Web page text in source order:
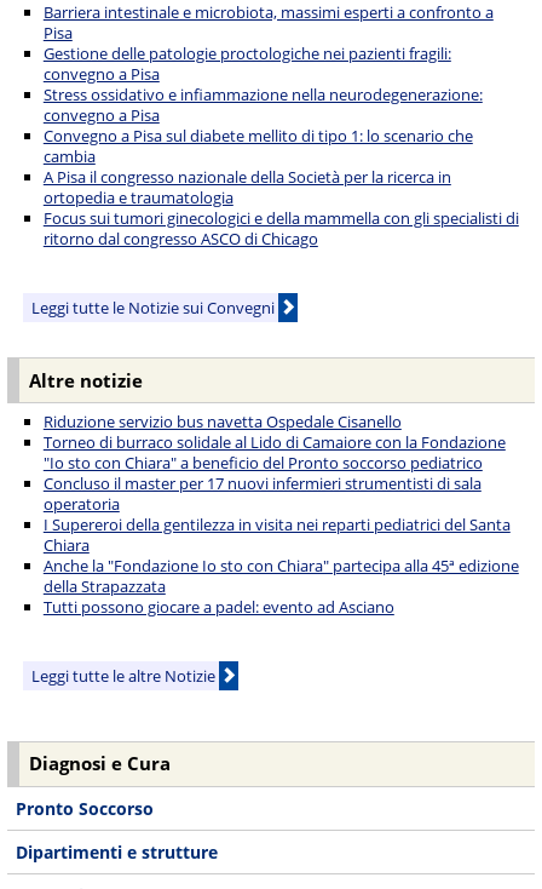
Barriera intestinale e microbiota, massimi esperti a confronto a
Pisa
Gestione delle patologie proctologiche nei pazienti fragili:
convegno a Pisa
Stress ossidativo e infiammazione nella neurodegenerazione:
convegno a Pisa
Convegno a Pisa sul diabete mellito di tipo 1: lo scenario che
cambia
A Pisa il congresso nazionale della Società per la ricerca in
ortopedia e traumatologia
Focus sui tumori ginecologici e della mammella con gli specialisti di
ritorno dal congresso ASCO di Chicago
Leggi tutte le Notizie sui Convegni
Altre notizie
Riduzione servizio bus navetta Ospedale Cisanello
Torneo di burraco solidale al Lido di Camaiore con la Fondazione
"Io sto con Chiara" a beneficio del Pronto soccorso pediatrico
Concluso il master per 17 nuovi infermieri strumentisti di sala
operatoria
I Supereroi della gentilezza in visita nei reparti pediatrici del Santa
Chiara
Anche la "Fondazione Io sto con Chiara" partecipa alla 45ª edizione
della Strapazzata
Tutti possono giocare a padel: evento ad Asciano
Leggi tutte le altre Notizie
Diagnosi e Cura
Pronto Soccorso
Dipartimenti e strutture